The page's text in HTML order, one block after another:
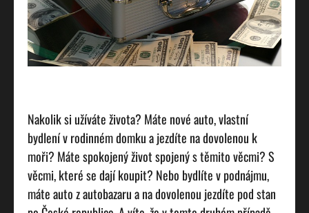
Nakolik si užíváte života? Máte nové auto, vlastní
bydlení v rodinném domku a jezdíte na dovolenou k
moři? Máte spokojený život spojený s těmito věcmi? S
věcmi, které se dají koupit? Nebo bydlíte v podnájmu,
máte auto z autobazaru a na dovolenou jezdíte pod stan